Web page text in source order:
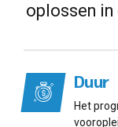
oplossen in
Duur
Het